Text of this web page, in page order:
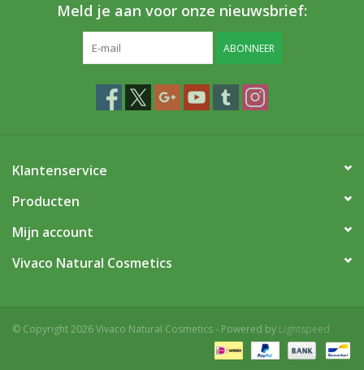
Meld je aan voor onze nieuwsbrief:
ABONNEER
Klantenservice
Producten
Mijn account
Vivaco Natural Cosmetics
© Copyright 2026 Vivaco Natural Cosmetics - Powered by Lightspeed